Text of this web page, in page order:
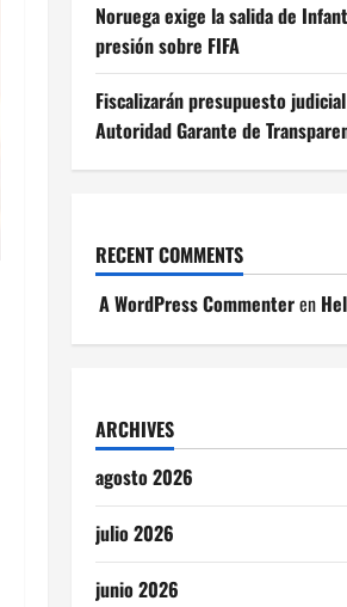
Noruega exige la salida de
presión sobre FIFA
Fiscalizarán presupuesto
Autoridad Garante de
RECENT COMMENTS
A WordPress Commenteren
ARCHIVES
agosto 2026
julio 2026
junio 2026